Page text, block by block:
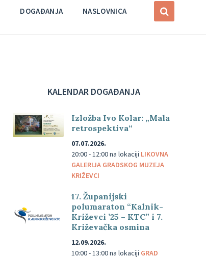
DOGAĐANJA NASLOVNICA
KALENDAR DOGAĐANJA
Izložba Ivo Kolar: „Mala
retrospektiva“
07.07.2026.
20:00 - 12:00na lokaciji LIKOVNA
GALERIJA GRADSKOG MUZEJA
KRIŽEVCI
17. Županijski
polumaraton “Kalnik-
Križevci ’25 – KTC” i 7.
Križevačka osmina
12.09.2026.
10:00 - 13:00na lokaciji GRAD